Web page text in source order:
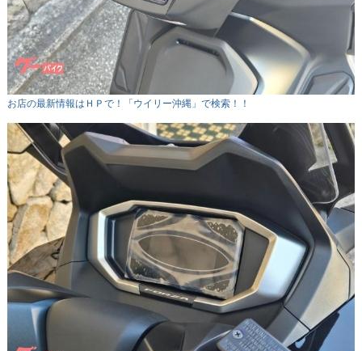
お店の最新情報はＨＰで！「ウイリー沖縄」で検索！！